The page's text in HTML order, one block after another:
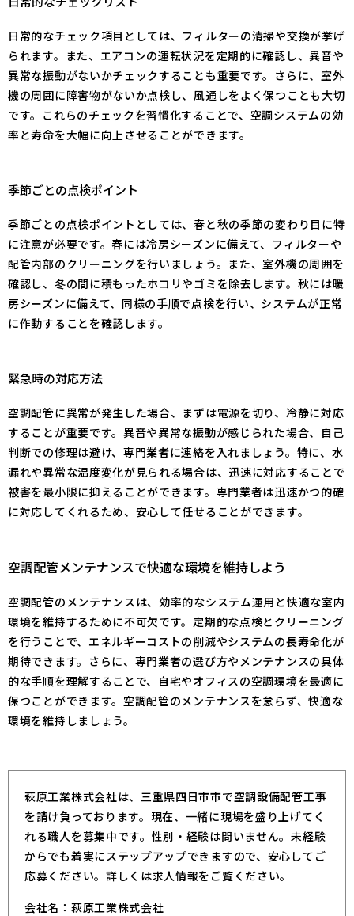
日常的なチェック項目としては、フィルターの清掃や交換が挙げ
られます。また、エアコンの運転状況を定期的に確認し、異音や
異常な振動がないかチェックすることも重要です。さらに、室外
機の周囲に障害物がないか点検し、風通しをよく保つことも大切
です。これらのチェックを習慣化することで、空調システムの効
率と寿命を大幅に向上させることができます。
季節ごとの点検ポイント
季節ごとの点検ポイントとしては、春と秋の季節の変わり目に特
に注意が必要です。春には冷房シーズンに備えて、フィルターや
配管内部のクリーニングを行いましょう。また、室外機の周囲を
確認し、冬の間に積もったホコリやゴミを除去します。秋には暖
房シーズンに備えて、同様の手順で点検を行い、システムが正常
に作動することを確認します。
緊急時の対応方法
空調配管に異常が発生した場合、まずは電源を切り、冷静に対応
することが重要です。異音や異常な振動が感じられた場合、自己
判断での修理は避け、専門業者に連絡を入れましょう。特に、水
漏れや異常な温度変化が見られる場合は、迅速に対応することで
被害を最小限に抑えることができます。専門業者は迅速かつ的確
に対応してくれるため、安心して任せることができます。
空調配管メンテナンスで快適な環境を維持しよう
空調配管のメンテナンスは、効率的なシステム運用と快適な室内
環境を維持するために不可欠です。定期的な点検とクリーニング
を行うことで、エネルギーコストの削減やシステムの長寿命化が
期待できます。さらに、専門業者の選び方やメンテナンスの具体
的な手順を理解することで、自宅やオフィスの空調環境を最適に
保つことができます。空調配管のメンテナンスを怠らず、快適な
環境を維持しましょう。
萩原工業株式会社は、三重県四日市市で空調設備配管工事
を請け負っております。現在、一緒に現場を盛り上げてく
れる職人を募集中です。性別・経験は問いません。未経験
からでも着実にステップアップできますので、安心してご
応募ください。詳しくは求人情報をご覧ください。
会社名：萩原工業株式会社